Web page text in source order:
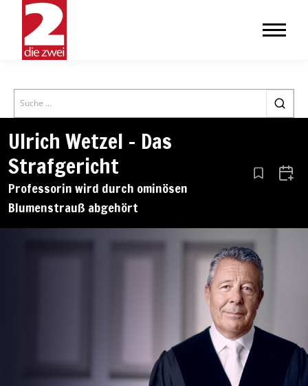
Search
Ulrich Wetzel – Das
Strafgericht
Professorin wird durch ominösen
Blumenstrauß abgehört
Aus den